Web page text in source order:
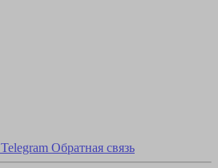
Telegram Обратная связь